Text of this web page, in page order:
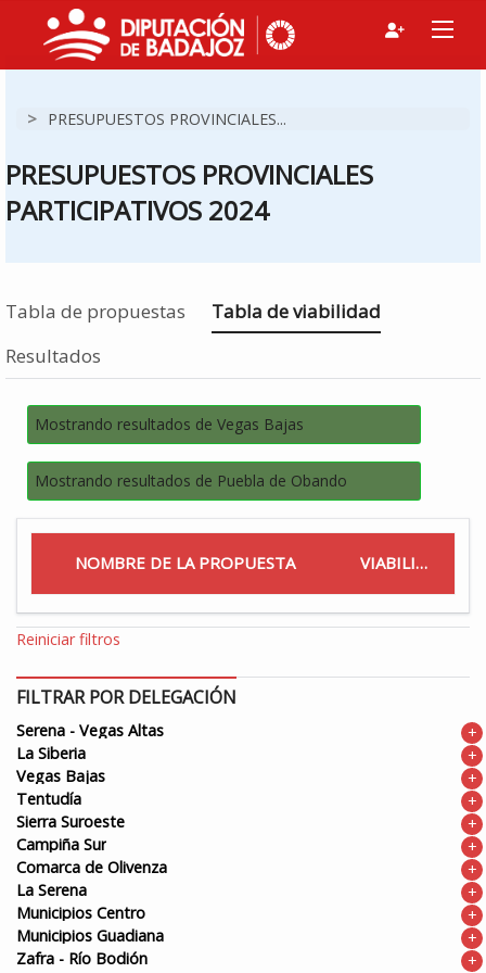
> PRESUPUESTOS PROVINCIALES...
PRESUPUESTOS PROVINCIALES
PARTICIPATIVOS 2024
Tabla de propuestas Estás en
Tabla de viabilidad
Resultados
Mostrando resultados de Vegas Bajas
Mostrando resultados de Puebla de Obando
NOMBRE DE LA PROPUESTA VIABILIDAD
Reiniciar filtros
FILTRAR POR DELEGACIÓN